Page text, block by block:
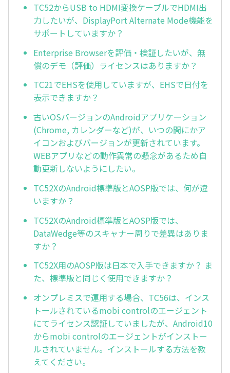
TC52からUSB to HDMI変換ケーブルでHDMI出
力したいが、DisplayPort Alternate Mode機能を
サポートしていますか？
Enterprise Browserを評価・検証したいが、無
償のデモ（評価）ライセンスはありますか？
TC21でEHSを使用していますが、EHSで日付を
表示できますか？
古いOSバージョンのAndroidアプリケーション
(Chrome, カレンダーなど)が、いつの間にかア
イコンおよびバージョンが更新されています。
WEBアプリなどの動作異常の懸念があるため自
動更新しないようにしたい。
TC52XのAndroid標準版とAOSP版では、何が違
いますか？
TC52XのAndroid標準版とAOSP版では、
DataWedge等のスキャナー周りで差異はありま
すか？
TC52X用のAOSP版は日本で入手できますか？ ま
た、標準版と同じく使用できますか？
オンプレミスで運用する場合、TC56は、インス
トールされているmobi controlのエージェント
にてライセンス認証していましたが、Android10
からmobi controlのエージェントがインストー
ルされていません。インストールする方法を教
えてください。